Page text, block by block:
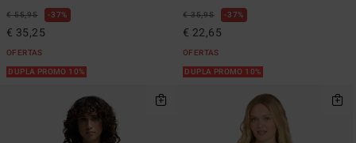
€ 55,95 37%
€ 35,25
OFERTAS
DUPLA PROMO 10%
€ 35,95 37%
€ 22,65
OFERTAS
DUPLA PROMO 10%